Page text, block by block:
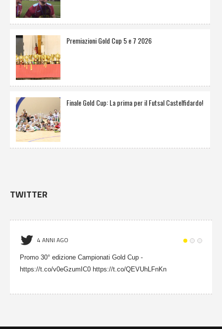
Premiazioni Gold Cup 5 e 7 2026
Finale Gold Cup: La prima per il Futsal Castelfidardo!
TWITTER
4 ANNI AGO
Promo 30° edizione Campionati Gold Cup -
https://t.co/v0eGzumIC0 https://t.co/QEVUhLFnKn